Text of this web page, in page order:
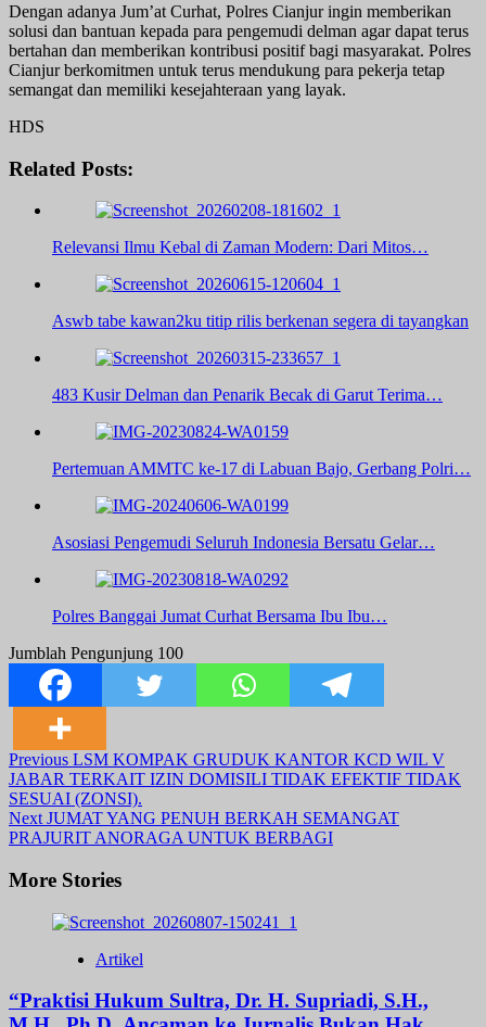
Dengan adanya Jum’at Curhat, Polres Cianjur ingin memberikan
solusi dan bantuan kepada para pengemudi delman agar dapat terus
bertahan dan memberikan kontribusi positif bagi masyarakat. Polres
Cianjur berkomitmen untuk terus mendukung para pekerja tetap
semangat dan memiliki kesejahteraan yang layak.
HDS
Related Posts:
Relevansi Ilmu Kebal di Zaman Modern: Dari Mitos…
Aswb tabe kawan2ku titip rilis berkenan segera di tayangkan
483 Kusir Delman dan Penarik Becak di Garut Terima…
Pertemuan AMMTC ke-17 di Labuan Bajo, Gerbang Polri…
Asosiasi Pengemudi Seluruh Indonesia Bersatu Gelar…
Polres Banggai Jumat Curhat Bersama Ibu Ibu…
Jumblah Pengunjung 100
Post
Navigation
Previous LSM KOMPAK GRUDUK KANTOR KCD WIL V
JABAR TERKAIT IZIN DOMISILI TIDAK EFEKTIF TIDAK
SESUAI (ZONSI).
Next JUMAT YANG PENUH BERKAH SEMANGAT
PRAJURIT ANORAGA UNTUK BERBAGI
More Stories
Artikel
“Praktisi Hukum Sultra, Dr. H. Supriadi, S.H.,